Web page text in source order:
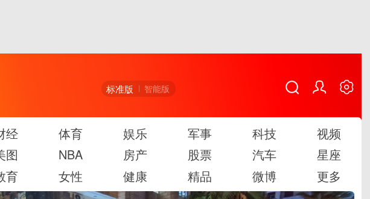
标准版 智能版
经 体育 娱乐 军事 科技
视频
图
NBA 房产 股票 汽车
星座
育
女性 健康 精品 微博 更多